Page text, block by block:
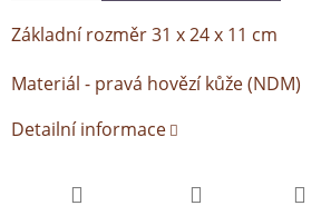
Základní rozměr 31 x 24 x 11 cm
Materiál - pravá hovězí kůže (NDM)
Detailní informace